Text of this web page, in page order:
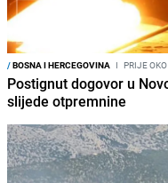
/BOSNA I HERCEGOVINA I PRIJE
Postignut dogovor u
slijede otpremnine